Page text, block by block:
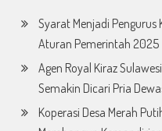
Syarat Menjadi Pengurus
Aturan Pemerintah 2025
Agen Royal Kiraz
Semakin Dicari Pria
Koperasi Desa Merah